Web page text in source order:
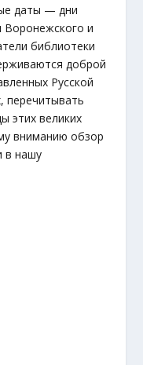
даты — дни
и
библиотеки
доброй
Русской
перечитывать
этих великих
вниманию обзор
в нашу